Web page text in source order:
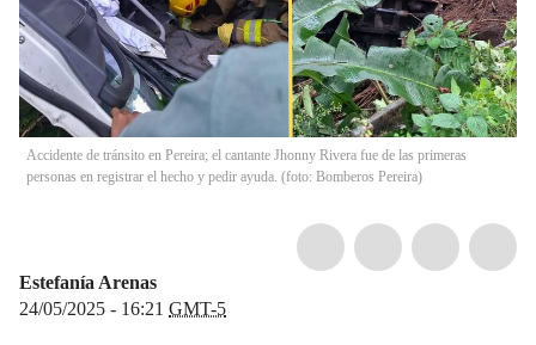
Accidente de tránsito en Pereira; el cantante Jhonny Rivera fue de las primeras
personas en registrar el hecho y pedir ayuda. (foto: Bomberos Pereira)
Estefanía Arenas
24/05/2025 - 16:21 GMT-5